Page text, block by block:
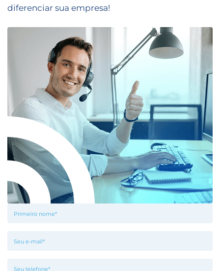
diferenciar sua empresa!